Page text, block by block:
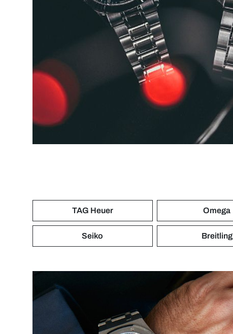
TAG Heuer Omega
Seiko Breitling